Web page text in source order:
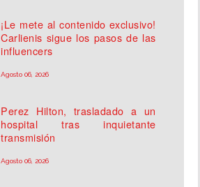
¡Le mete al contenido exclusivo!
Carlienis sigue los pasos de las
influencers
Agosto 06, 2026
Perez Hilton, trasladado a un
hospital tras inquietante
transmisión
Agosto 06, 2026